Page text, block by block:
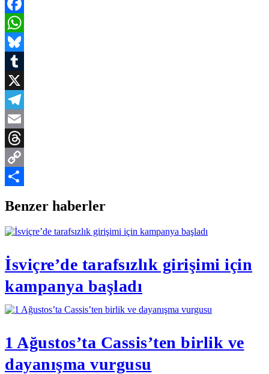
Facebook
WhatsApp
Bluesky
Tumblr
X
Telegram
Email
Threads
Copy
Benzer haberler
İsviçre’de tarafsızlık girişimi için
kampanya başladı
1 Ağustos’ta Cassis’ten birlik ve
dayanışma vurgusu